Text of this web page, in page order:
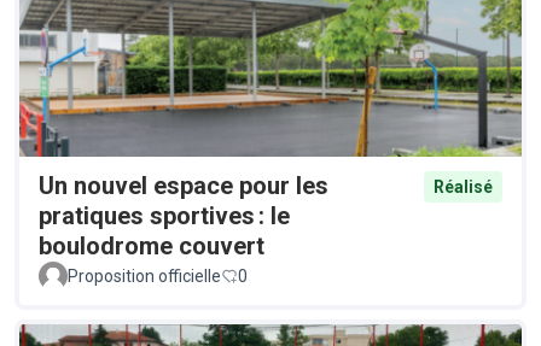
Un nouvel espace pour les
pratiques sportives : le
boulodrome couvert
Réalisé
Proposition officielle 0